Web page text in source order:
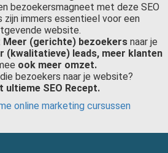
bezoekersmagneet met deze SEO
zijn immers essentieel voor een
website.
Meer (gerichte) bezoekers naar je
(kwalitatieve) leads, meer klanten
ook meer omzet.
bezoekers naar je website?
ultieme SEO Recept.
online marketing cursussen